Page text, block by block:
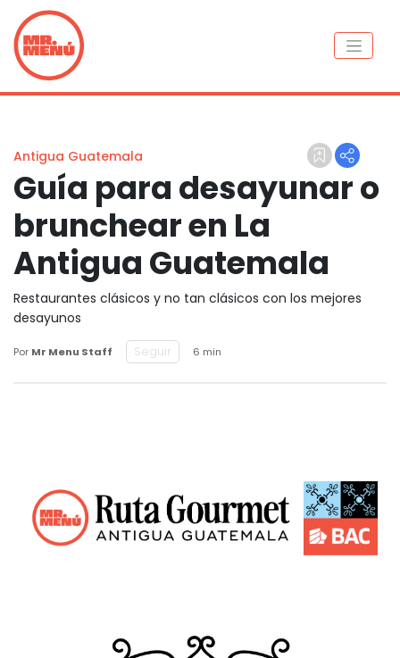
Antigua Guatemala
Guía para desayunar o
brunchear en La
Antigua Guatemala
Restaurantes clásicos y no tan clásicos con los mejores
desayunos
Por Mr Menu Staff Seguir 6 min